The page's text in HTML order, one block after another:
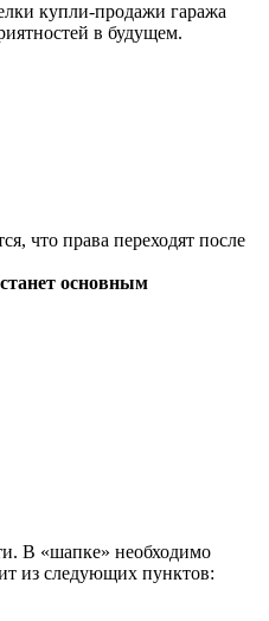
купли-продажи гаража
в будущем.
что права переходят после
основным
В «шапке» необходимо
из следующих пунктов: